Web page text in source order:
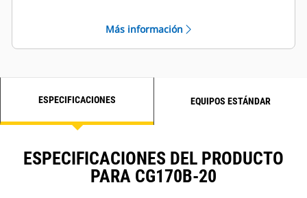
electrógenos similares
Más información
ESPECIFICACIONES EQUIPOS ESTÁNDAR
ESPECIFICACIONES DEL PRODUCTO
PARA CG170B-20